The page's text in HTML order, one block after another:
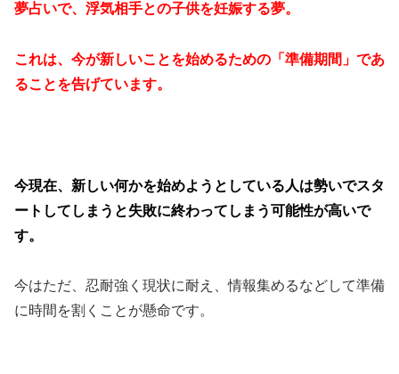
夢占いで、浮気相手との子供を妊娠する夢。
これは、今が新しいことを始めるための「準備期間」であ
ることを告げています。
今現在、新しい何かを始めようとしている人は勢いでスタ
ートしてしまうと失敗に終わってしまう可能性が高いで
す。
今はただ、忍耐強く現状に耐え、情報集めるなどして準備
に時間を割くことが懸命です。